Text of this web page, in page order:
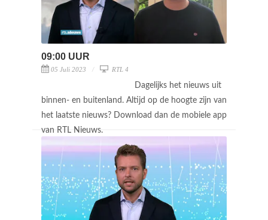
09:00 UUR
05 Juli 2023 RTL 4
Dagelijks het nieuws uit
binnen- en buitenland. Altijd op de hoogte zijn van
het laatste nieuws? Download dan de mobiele app
van RTL Nieuws.